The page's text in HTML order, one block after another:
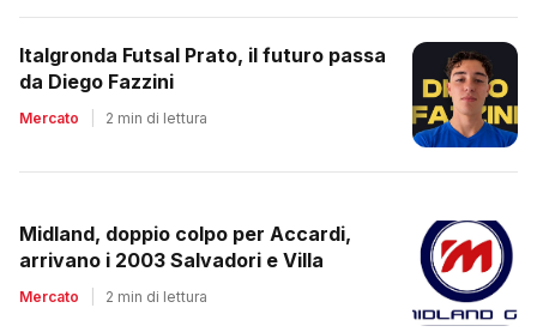
Italgronda Futsal Prato, il futuro passa
da Diego Fazzini
Mercato 2 min di lettura
Midland, doppio colpo per Accardi,
arrivano i 2003 Salvadori e Villa
Mercato 2 min di lettura